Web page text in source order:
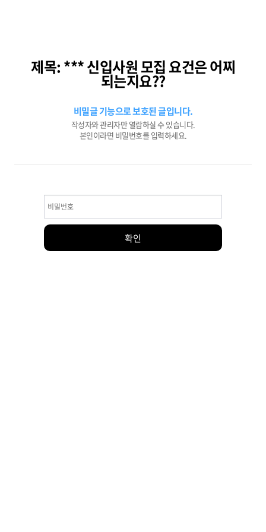
제목: *** 신입사원 모집 요건은 어찌
되는지요??
비밀글 기능으로 보호된 글입니다.
작성자와 관리자만 열람하실 수 있습니다.
본인이라면 비밀번호를 입력하세요.